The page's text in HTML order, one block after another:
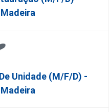
Unidade (m/f/d) -